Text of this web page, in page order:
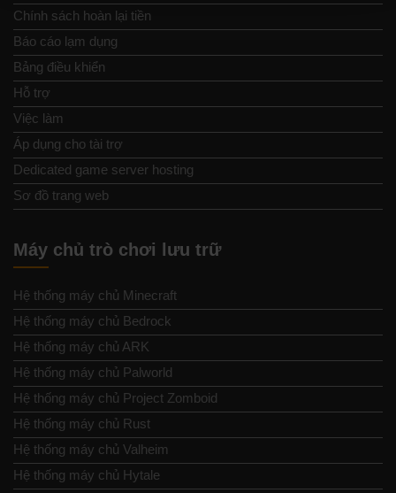
Chính sách hoàn lại tiền
Báo cáo lạm dụng
Bảng điều khiển
Hỗ trợ
Việc làm
Áp dụng cho tài trợ
Dedicated game server hosting
Sơ đồ trang web
Máy chủ trò chơi lưu trữ
Hệ thống máy chủ Minecraft
Hệ thống máy chủ Bedrock
Hệ thống máy chủ ARK
Hệ thống máy chủ Palworld
Hệ thống máy chủ Project Zomboid
Hệ thống máy chủ Rust
Hệ thống máy chủ Valheim
Hệ thống máy chủ Hytale